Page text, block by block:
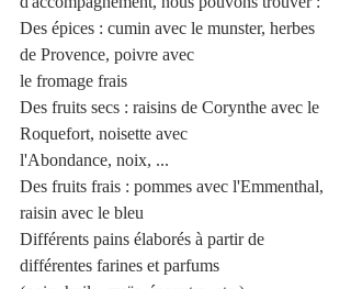
Des épices : cumin avec le munster, herbes
de Provence, poivre avec
le fromage frais
Des fruits secs : raisins de Corynthe avec le
Roquefort, noisette avec
l'Abondance, noix, ...
Des fruits frais : pommes avec l'Emmenthal,
raisin avec le bleu
Différents pains élaborés à partir de
différentes farines et parfums